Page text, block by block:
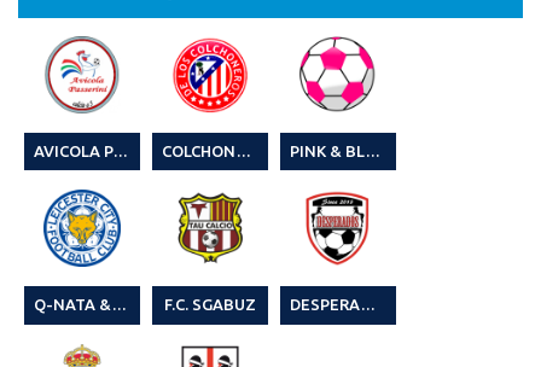
AVICOLA PASSERINI (1) COLCHONEROS FC 10° TROFEO D’AGOSTO PINK & BLACK TEAM (1)
Q-NATA & BIRRA BREW BAY FC F.C. SGABUZ DESPERADOS